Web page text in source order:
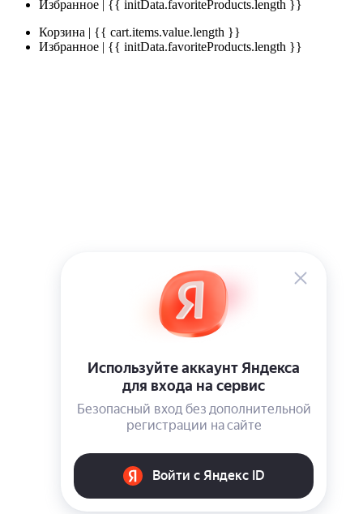
Избранное | {{ initData.favoriteProducts.length }}
Корзина | {{ cart.items.value.length }}
Избранное | {{ initData.favoriteProducts.length }}